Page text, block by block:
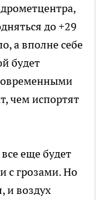
до +29
а вполне себе
будет
чем испортят
еще будет
с грозами. Но
и воздух